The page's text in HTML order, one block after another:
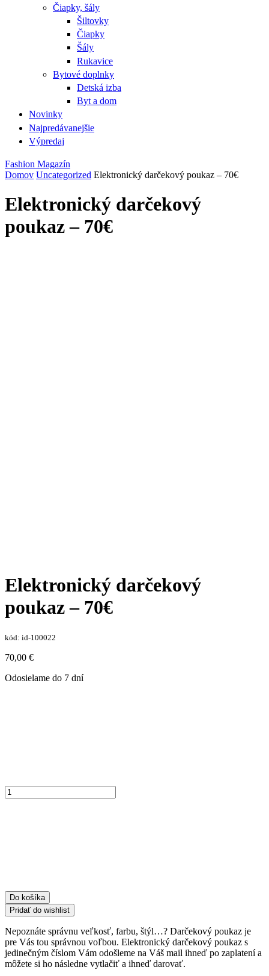
Čiapky, šály
Šiltovky
Čiapky
Šály
Rukavice
Bytové doplnky
Detská izba
Byt a dom
Novinky
Najpredávanejšie
Výpredaj
Fashion Magazín
Domov Uncategorized Elektronický darčekový poukaz – 70€
Elektronický darčekový
poukaz – 70€
Elektronický darčekový
poukaz – 70€
kód: id-100022
70,00 €
Odosielame do 7 dní
množstvo
Elektronický
Do košíka
Pridať do wishlist
Nepoznáte správnu veľkosť, farbu, štýl…? Darčekový poukaz je
pre Vás tou správnou voľbou. Elektronický darčekový poukaz s
jedinečným číslom Vám odošleme na Váš mail ihneď po zaplatení a
môžete si ho následne vytlačiť a ihneď darovať.